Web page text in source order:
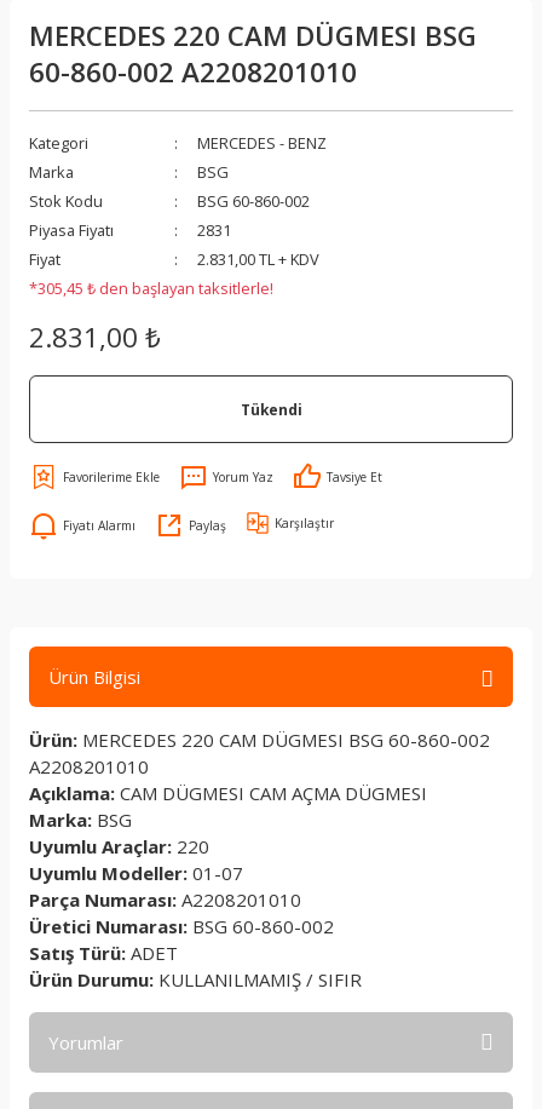
MERCEDES 220 CAM DÜGMESI BSG
60-860-002 A2208201010
Kategori
MERCEDES - BENZ
Marka
BSG
Stok Kodu
BSG 60-860-002
Piyasa Fiyatı
2831
Fiyat
2.831,00 TL + KDV
*305,45 ₺ den başlayan taksitlerle!
2.831,00 ₺
Tükendi
Yorum Yaz Tavsiye Et
Fiyatı Alarmı Paylaş Karşılaştır
Ürün Bilgisi
Ürün: MERCEDES 220 CAM DÜGMESI BSG 60-860-002
A2208201010
Açıklama: CAM DÜGMESI CAM AÇMA DÜGMESI
Marka: BSG
Uyumlu Araçlar: 220
Uyumlu Modeller: 01-07
Parça Numarası: A2208201010
Üretici Numarası: BSG 60-860-002
Satış Türü: ADET
Ürün Durumu: KULLANILMAMIŞ / SIFIR
Yorumlar